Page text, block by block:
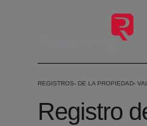
REGISTROS DE LA PROPIEDAD
Registro